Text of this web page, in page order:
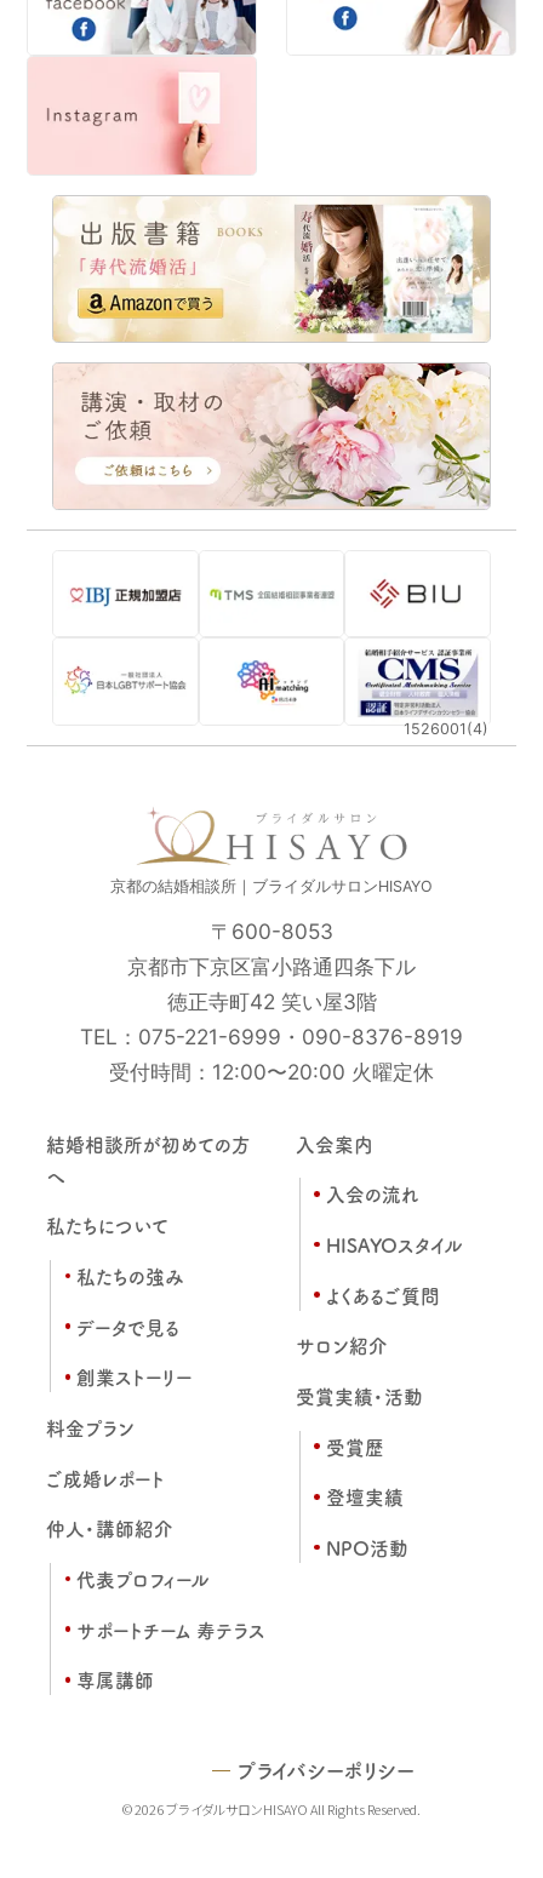
1526001(4)
京都の結婚相談所｜ブライダルサロンHISAYO
〒600-8053
京都市下京区富小路通四条下ル
徳正寺町42 笑い屋3階
TEL： 075-221-6999 ・ 090-8376-8919
受付時間：12:00〜20:00 火曜定休
結婚相談所が初めての方
へ
私たちについて
私たちの強み
データで見る
創業ストーリー
料金プラン
ご成婚レポート
仲人・講師紹介
代表プロフィール
サポートチーム 寿テラス
専属講師
入会案内
入会の流れ
HISAYOスタイル
よくあるご質問
サロン紹介
受賞実績・活動
受賞歴
登壇実績
NPO活動
プライバシーポリシー
© 2026 ブライダルサロンHISAYO All Rights Reserved.